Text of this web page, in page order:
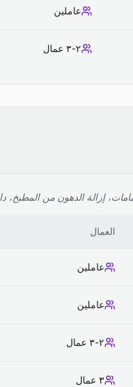
عاملين
٢-٣ عمال
إزالة الدهون من المطبخ،
العمال
عاملين
عاملين
٢-٣ عمال
٣ عمال